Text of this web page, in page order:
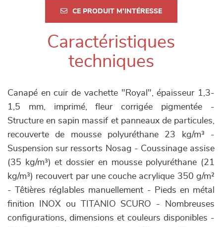
CE PRODUIT M'INTÉRESSE
Caractéristiques
techniques
Canapé en cuir de vachette "Royal", épaisseur 1,3-
1,5 mm, imprimé, fleur corrigée pigmentée -
Structure en sapin massif et panneaux de particules,
recouverte de mousse polyuréthane 23 kg/m³ -
Suspension sur ressorts Nosag - Coussinage assise
(35 kg/m³) et dossier en mousse polyuréthane (21
kg/m³) recouvert par une couche acrylique 350 g/m²
- Têtières réglables manuellement - Pieds en métal
finition INOX ou TITANIO SCURO - Nombreuses
configurations, dimensions et couleurs disponibles -